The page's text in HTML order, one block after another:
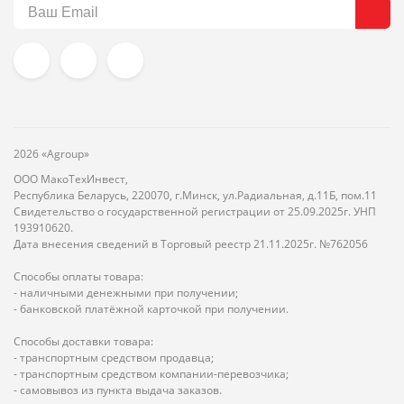
2026 «Agroup»
ООО МакоТехИнвест,
Республика Беларусь, 220070, г.Минск, ул.Радиальная, д.11Б, пом.11
Свидетельство о государственной регистрации от 25.09.2025г. УНП
193910620.
Дата внесения сведений в Торговый реестр 21.11.2025г. №762056
Способы оплаты товара:
- наличными денежными при получении;
- банковской платёжной карточкой при получении.
Способы доставки товара:
- транспортным средством продавца;
- транспортным средством компании-перевозчика;
- самовывоз из пункта выдача заказов.